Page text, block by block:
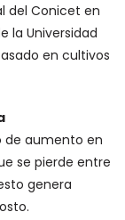
del Conicet en
la Universidad
en cultivos
de aumento en
se pierde entre
genera